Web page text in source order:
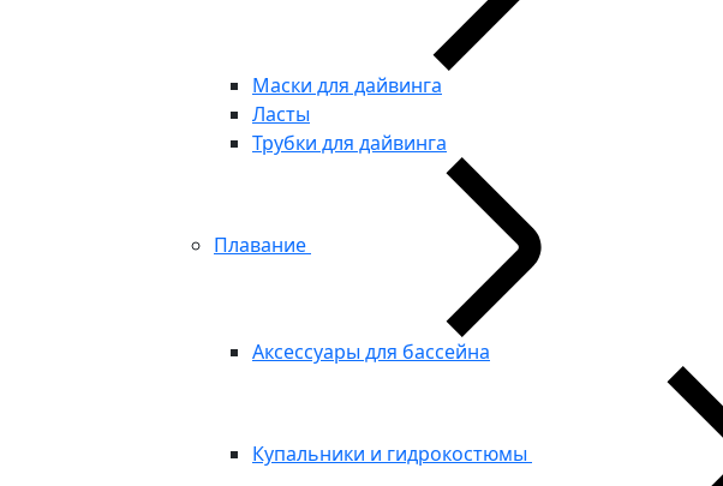
Маски для дайвинга
Ласты
Трубки для дайвинга
Плавание
Аксессуары для бассейна
Купальники и гидрокостюмы